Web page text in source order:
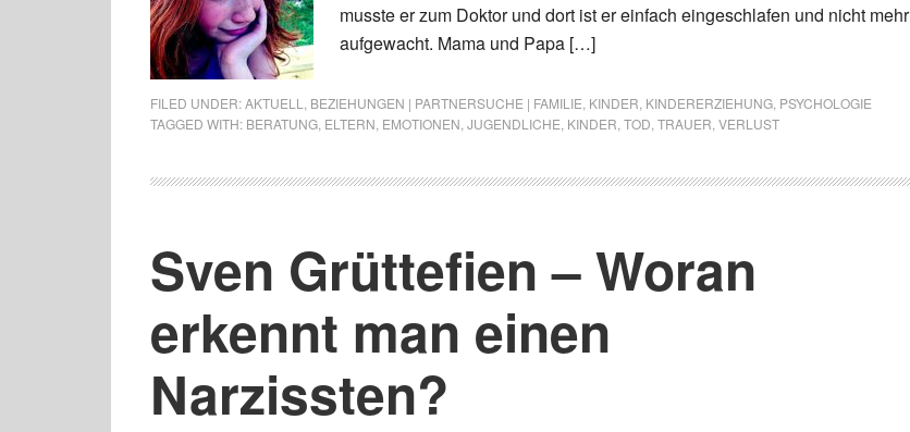
musste er zum Doktor und dort ist er einfach eingeschlafen und nicht mehr
aufgewacht. Mama und Papa […]
FILED UNDER:AKTUELL BEZIEHUNGEN | PARTNERSUCHE | FAMILIE KINDER KINDERERZIEHUNG PSYCHOLOGIE
TAGGED WITH: BERATUNG ELTERN EMOTIONEN JUGENDLICHE KINDER TOD TRAUER VERLUST
Sven Grüttefien – Woran
erkennt man einen
Narzissten?